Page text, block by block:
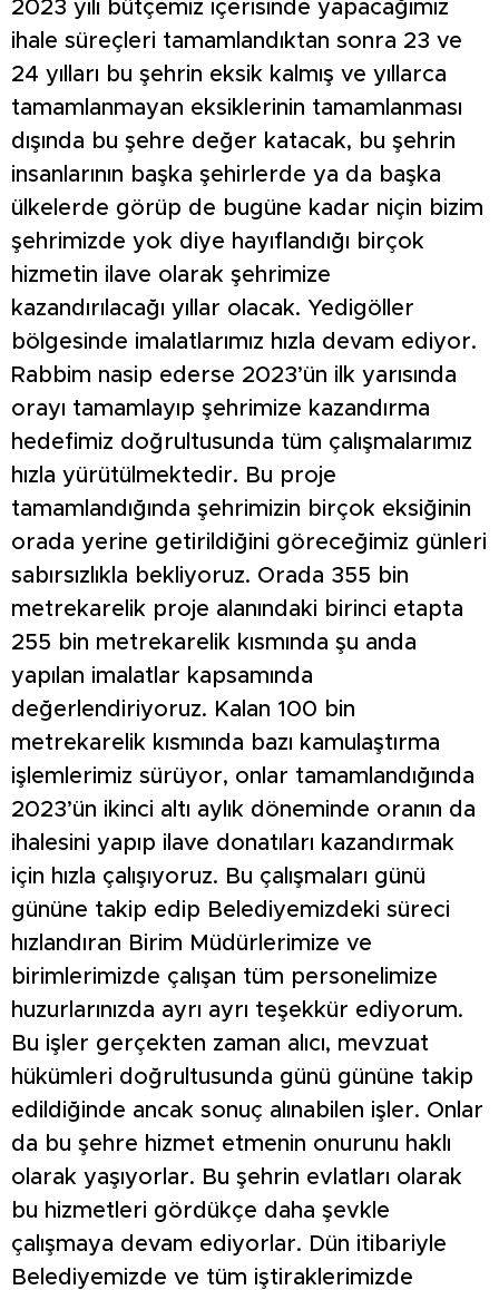
2023 yılı bütçemiz içerisinde yapacağımız
ihale süreçleri tamamlandıktan sonra 23 ve
24 yılları bu şehrin eksik kalmış ve yıllarca
tamamlanmayan eksiklerinin tamamlanması
dışında bu şehre değer katacak, bu şehrin
insanlarının başka şehirlerde ya da başka
ülkelerde görüp de bugüne kadar niçin bizim
şehrimizde yok diye hayıflandığı birçok
hizmetin ilave olarak şehrimize
kazandırılacağı yıllar olacak. Yedigöller
bölgesinde imalatlarımız hızla devam ediyor.
Rabbim nasip ederse 2023’ün ilk yarısında
orayı tamamlayıp şehrimize kazandırma
hedefimiz doğrultusunda tüm çalışmalarımız
hızla yürütülmektedir. Bu proje
tamamlandığında şehrimizin birçok eksiğinin
orada yerine getirildiğini göreceğimiz günleri
sabırsızlıkla bekliyoruz. Orada 355 bin
metrekarelik proje alanındaki birinci etapta
255 bin metrekarelik kısmında şu anda
yapılan imalatlar kapsamında
değerlendiriyoruz. Kalan 100 bin
metrekarelik kısmında bazı kamulaştırma
işlemlerimiz sürüyor, onlar tamamlandığında
2023’ün ikinci altı aylık döneminde oranın da
ihalesini yapıp ilave donatıları kazandırmak
için hızla çalışıyoruz. Bu çalışmaları günü
gününe takip edip Belediyemizdeki süreci
hızlandıran Birim Müdürlerimize ve
birimlerimizde çalışan tüm personelimize
huzurlarınızda ayrı ayrı teşekkür ediyorum.
Bu işler gerçekten zaman alıcı, mevzuat
hükümleri doğrultusunda günü gününe takip
edildiğinde ancak sonuç alınabilen işler. Onlar
da bu şehre hizmet etmenin onurunu haklı
olarak yaşıyorlar. Bu şehrin evlatları olarak
bu hizmetleri gördükçe daha şevkle
çalışmaya devam ediyorlar. Dün itibariyle
Belediyemizde ve tüm iştiraklerimizde